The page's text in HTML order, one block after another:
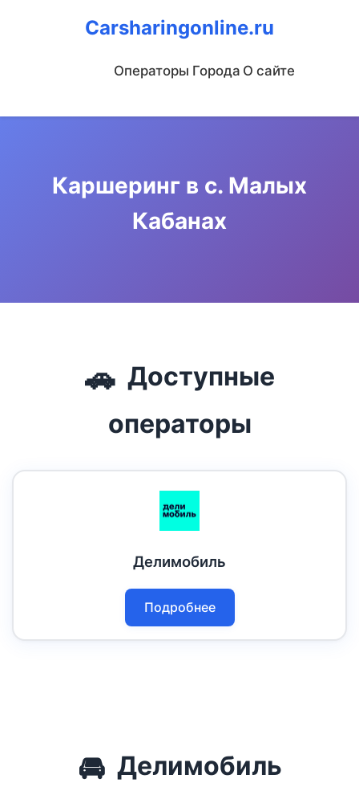
Carsharingonline.ru
Операторы Города О сайте
Каршеринг в с. Малых
Кабанах
🚗 Доступные
операторы
Делимобиль
Подробнее
🚘 Делимобиль